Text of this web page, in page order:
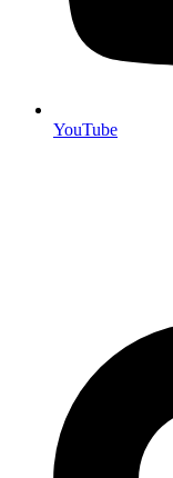
YouTube